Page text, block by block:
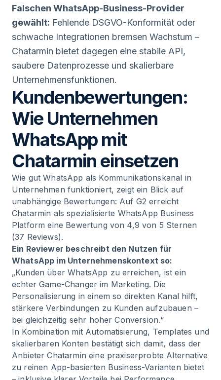
Falschen WhatsApp-Business-Provider
gewählt: Fehlende DSGVO-Konformität oder
schwache Integrationen bremsen Wachstum –
Chatarmin bietet dagegen eine stabile API,
saubere Datenprozesse und skalierbare
Unternehmensfunktionen.
Kundenbewertungen:
Wie Unternehmen
WhatsApp mit
Chatarmin einsetzen
Wie gut WhatsApp als Kommunikationskanal in
Unternehmen funktioniert, zeigt ein Blick auf
unabhängige Bewertungen: Auf G2 erreicht
Chatarmin als spezialisierte WhatsApp Business
Platform eine Bewertung von 4,9 von 5 Sternen
(37 Reviews).
Ein Reviewer beschreibt den Nutzen für
WhatsApp im Unternehmenskontext so:
„Kunden über WhatsApp zu erreichen, ist ein
echter Game-Changer im Marketing. Die
Personalisierung in einem so direkten Kanal hilft,
stärkere Verbindungen zu Kunden aufzubauen –
bei gleichzeitig sehr hoher Conversion.“
In Kombination mit Automatisierung, Templates und
skalierbaren Konten bestätigt sich damit, dass der
Anbieter Chatarmin eine praxiserprobte Alternative
zu reinen App-basierten Business-Varianten bietet